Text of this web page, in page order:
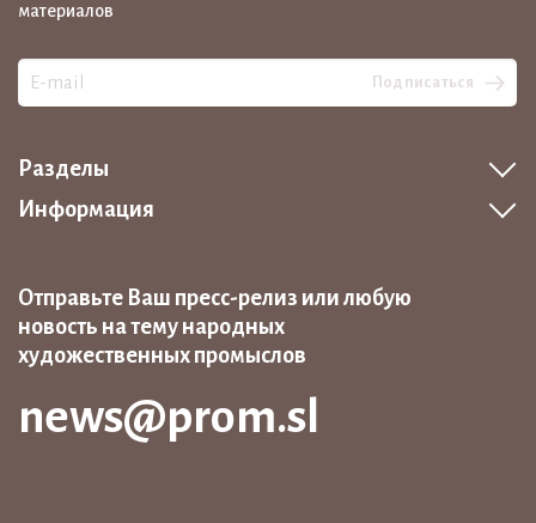
материалов
Подписаться
Разделы
Информация
Отправьте Ваш пресс-релиз или любую
новость на тему народных
художественных промыслов
news@prom.sl